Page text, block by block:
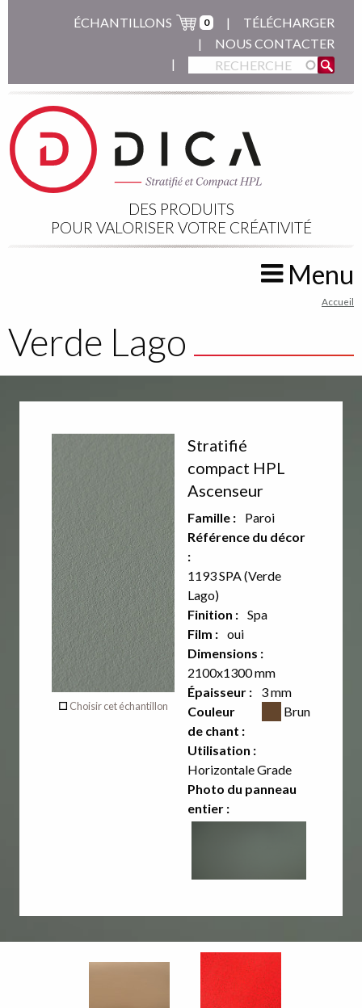
ÉCHANTILLONS 0
TÉLÉCHARGER
NOUS CONTACTER
DES PRODUITS
POUR VALORISER VOTRE CRÉATIVITÉ
Menu
are
here
Accueil
Verde Lago
Verso
Choisir cet échantillon
Stratifié
compact HPL
Ascenseur
Famille :
Paroi
Référence du décor
:
1193 SPA (Verde
Lago)
Finition : Spa
Film : oui
Dimensions :
2100x1300 mm
Épaisseur :
3 mm
Couleur
de chant :
Couleur CSS
Brun
Utilisation :
Horizontale Grade
Photo du panneau
entier :
Image
Focus